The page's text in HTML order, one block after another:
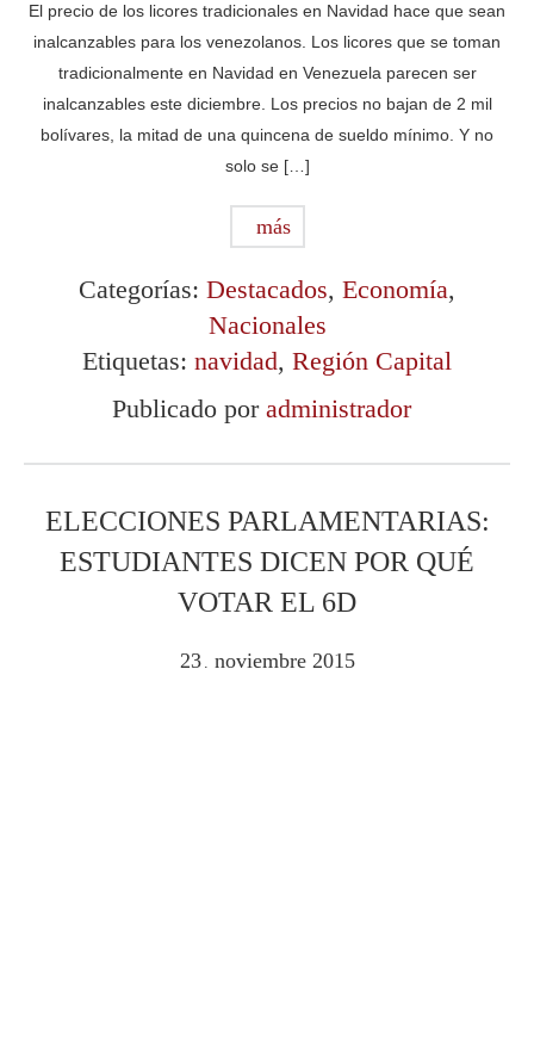
El precio de los licores tradicionales en Navidad hace que sean
inalcanzables para los venezolanos. Los licores que se toman
tradicionalmente en Navidad en Venezuela parecen ser
inalcanzables este diciembre. Los precios no bajan de 2 mil
bolívares, la mitad de una quincena de sueldo mínimo. Y no
solo se […]
más
Categorías: Destacados, Economía,
Nacionales
Etiquetas: navidad, Región Capital
Publicado por administrador
ELECCIONES PARLAMENTARIAS:
ESTUDIANTES DICEN POR QUÉ
VOTAR EL 6D
23 . noviembre 2015